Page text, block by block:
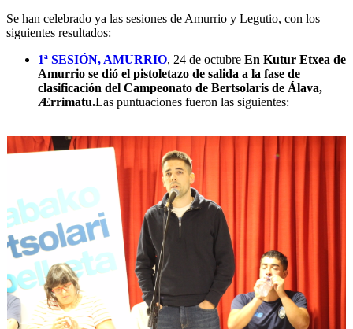
Se han celebrado ya las sesiones de Amurrio y Legutio, con los
siguientes resultados:
1ª SESIÓN, AMURRIO, 24 de octubre En Kutur Etxea de
Amurrio se dió el pistoletazo de salida a la fase de
clasificación del Campeonato de Bertsolaris de Álava,
Ærrimatu.Las puntuaciones fueron las siguientes: